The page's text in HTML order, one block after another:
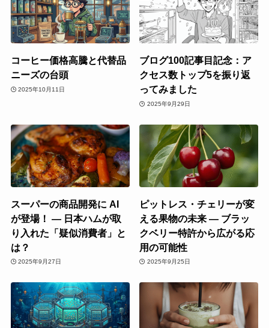
コーヒー価格高騰と代替品
ニーズの台頭
2025年10月11日
ブログ100記事目記念：ア
クセス数トップ5を振り返
ってみました
2025年9月29日
スーパーの商品開発に AI
が登場！ ― 日本ハムが取
り入れた「疑似消費者」と
は？
2025年9月27日
ピットレス・チェリーが変
える果物の未来 ― ブラッ
クベリー特許から広がる応
用の可能性
2025年9月25日